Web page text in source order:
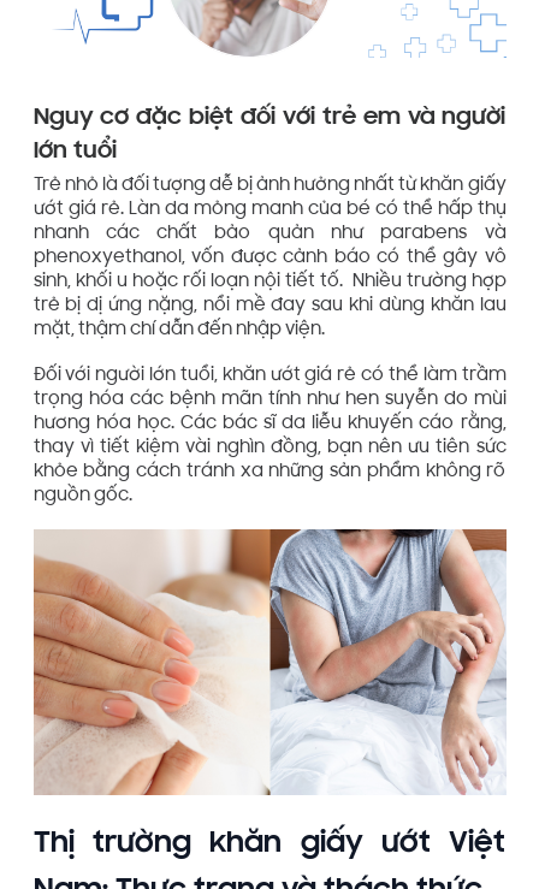
Nguy cơ đặc biệt đối với trẻ em và người
lớn tuổi
Trẻ nhỏ là đối tượng dễ bị ảnh hưởng nhất từ khăn giấy
ướt giá rẻ. Làn da mỏng manh của bé có thể hấp thụ
nhanh các chất bảo quản như parabens và
phenoxyethanol, vốn được cảnh báo có thể gây vô
sinh, khối u hoặc rối loạn nội tiết tố. Nhiều trường hợp
trẻ bị dị ứng nặng, nổi mề đay sau khi dùng khăn lau
mặt, thậm chí dẫn đến nhập viện.
Đối với người lớn tuổi, khăn ướt giá rẻ có thể làm trầm
trọng hóa các bệnh mãn tính như hen suyễn do mùi
hương hóa học. Các bác sĩ da liễu khuyến cáo rằng,
thay vì tiết kiệm vài nghìn đồng, bạn nên ưu tiên sức
khỏe bằng cách tránh xa những sản phẩm không rõ
nguồn gốc.
Thị trường khăn giấy ướt Việt